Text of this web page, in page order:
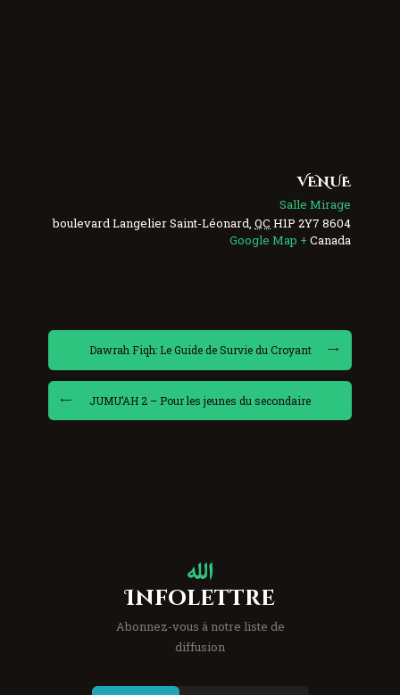
VENUE
Salle Mirage
8604 boulevard Langelier
Saint-Léonard, QC H1P 2Y7
Canada
+ Google Map
Dawrah Fiqh: Le Guide de Survie du Croyant
JUMU’AH 2 – Pour les jeunes du secondaire
Infolettre
Abonnez-vous à notre liste de
diffusion